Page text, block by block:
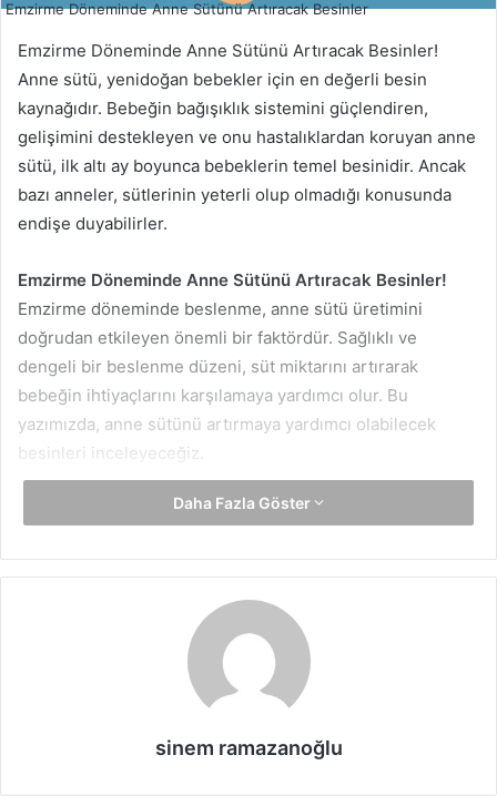
Emzirme Döneminde Anne Sütünü Artıracak Besinler
Emzirme Döneminde Anne Sütünü Artıracak Besinler!
Anne sütü, yenidoğan bebekler için en değerli besin
kaynağıdır. Bebeğin bağışıklık sistemini güçlendiren,
gelişimini destekleyen ve onu hastalıklardan koruyan anne
sütü, ilk altı ay boyunca bebeklerin temel besinidir. Ancak
bazı anneler, sütlerinin yeterli olup olmadığı konusunda
endişe duyabilirler.
Emzirme Döneminde Anne Sütünü Artıracak Besinler!
Emzirme döneminde beslenme, anne sütü üretimini
doğrudan etkileyen önemli bir faktördür. Sağlıklı ve
dengeli bir beslenme düzeni, süt miktarını artırarak
bebeğin ihtiyaçlarını karşılamaya yardımcı olur. Bu
yazımızda, anne sütünü artırmaya yardımcı olabilecek
besinleri inceleyeceğiz.
1. Anne Sütünü Artıran Besinler
Emziren annelerin beslenmelerine dikkat etmeleri, hem
önem taşır. İşte anne sütünü artırmaya yardımcı olabilecek
1.1. Bol Su ve Sıvı Tüketimi
Anne sütü büyük oranda sudan oluştuğu için yeterli
miktarda su içmek, süt üretimini artırmada en önemli
Daha Fazla Göster
sinem ramazanoğlu